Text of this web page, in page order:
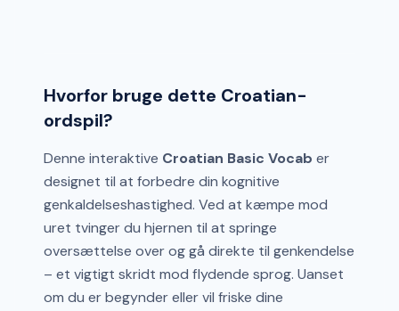
Hvorfor bruge dette Croatian-
ordspil?
Denne interaktive Croatian Basic Vocab er
designet til at forbedre din kognitive
genkaldelseshastighed. Ved at kæmpe mod
uret tvinger du hjernen til at springe
oversættelse over og gå direkte til genkendelse
– et vigtigt skridt mod flydende sprog. Uanset
om du er begynder eller vil friske dine